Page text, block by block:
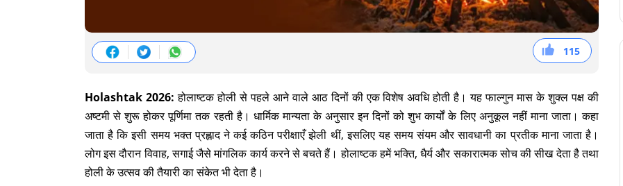
115
38
36
41
Holashtak 2026:होलाष्टक होली से पहले आने वाले आठ दिनों की एक विशेष अवधि होती है। यह फाल्गुन मास के शुक्ल पक्ष की
अष्टमी से शुरू होकर पूर्णिमा तक रहती है। धार्मिक मान्यता के अनुसार इन दिनों को शुभ कार्यों के लिए अनुकूल नहीं माना जाता। कहा
जाता है कि इसी समय भक्त प्रह्लाद ने कई कठिन परीक्षाएँ झेली थीं, इसलिए यह समय संयम और सावधानी का प्रतीक माना जाता है।
लोग इस दौरान विवाह, सगाई जैसे मांगलिक कार्य करने से बचते हैं। होलाष्टक हमें भक्ति, धैर्य और सकारात्मक सोच की सीख देता है तथा
होली के उत्सव की तैयारी का संकेत भी देता है।